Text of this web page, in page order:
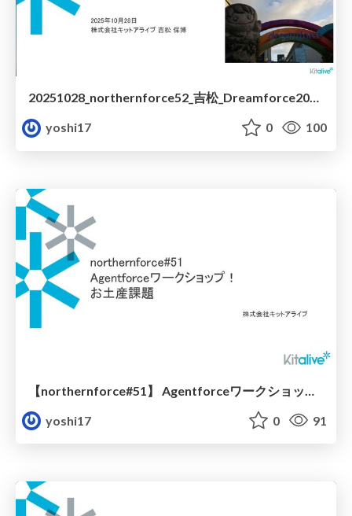
20251028_northernforce52_吉松_Dreamforce2025ふりかえり_.pdf
yoshi17
0 100
yoshi17
0 91